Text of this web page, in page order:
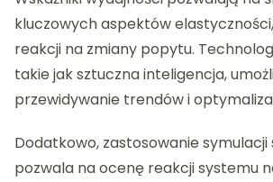
kluczowych aspektów
reakcji na zmiany popytu.
takie jak sztuczna inteligencja,
przewidywanie trendów i
Dodatkowo, zastosowanie symulacji
pozwala na ocenę reakcji systemu